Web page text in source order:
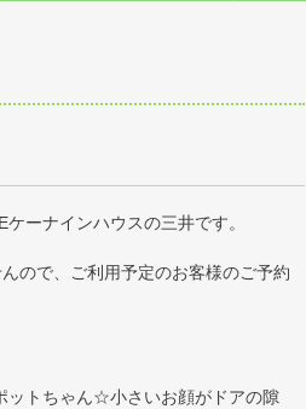
ーナインハウスの三井です。
ので、ご利用予定のお客様のご予約
ットちゃん☆小さいお顔がドアの隙